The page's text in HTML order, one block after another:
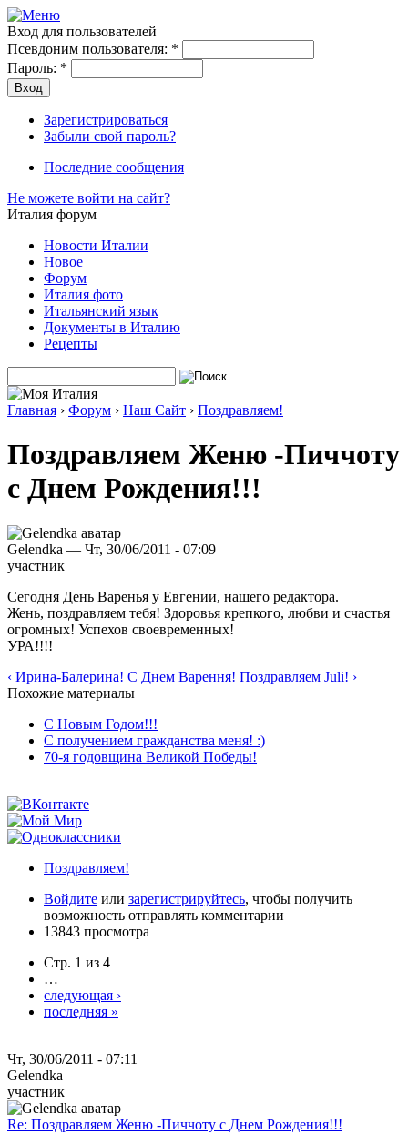
Вход для пользователей
Псевдоним пользователя: *
Пароль: *
Зарегистрироваться
Забыли свой пароль?
Последние сообщения
Не можете войти на сайт?
Италия форум
Новости Италии
Новое
Форум
Италия фото
Итальянский язык
Документы в Италию
Рецепты
Главная › Форум › Наш Сайт › Поздравляем!
Поздравляем Женю -Пиччоту
с Днем Рождения!!!
Gelendka — Чт, 30/06/2011 - 07:09
участник
Сегодня День Варенья у Евгении, нашего редактора.
Жень, поздравляем тебя! Здоровья крепкого, любви и счастья
огромных! Успехов своевременных!
УРА!!!!
‹ Ирина-Балерина! С Днем Варення! Поздравляем Juli! ›
Похожие материалы
С Новым Годом!!!
С получением гражданства меня! :)
70-я годовщина Великой Победы!
Поздравляем!
Войдите или зарегистрируйтесь, чтобы получить
возможность отправлять комментарии
13843 просмотра
Стр. 1 из 4
…
следующая ›
последняя »
Чт, 30/06/2011 - 07:11
Gelendka
участник
Re: Поздравляем Женю -Пиччоту с Днем Рождения!!!